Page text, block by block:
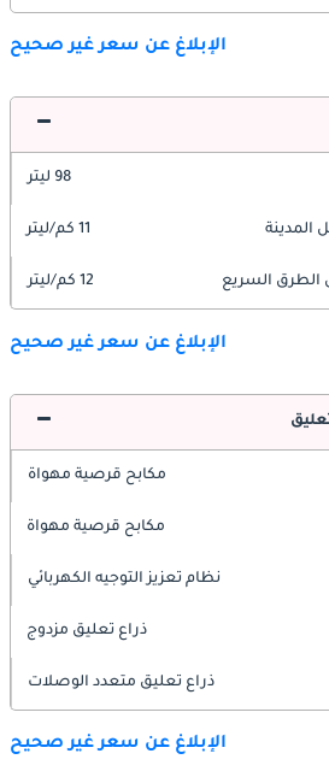
الإبلاغ عن سعر غير صحيح
98 ليتر
المدينة 11 كم/ليتر
الطرق السريع 12 كم/ليتر
الإبلاغ عن سعر غير صحيح
مكابح قرصية مهواة
مكابح قرصية مهواة
نظام تعزيز التوجيه الكهربائي
ذراع تعليق مزدوج
ذراع تعليق متعدد الوصلات
الإبلاغ عن سعر غير صحيح